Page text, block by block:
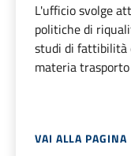
L'ufficio svolge
politiche di
studi di fattibilità
materia
VAI ALLA PAGINA